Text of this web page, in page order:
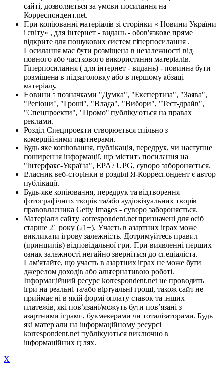
сайті, дозволяється за умови посилання на
Корреспондент.net.
При копіюванні матеріалів зі сторінки « Новини України
і світу» , для інтернет - видань - обов'язкове пряме
відкрите для пошукових систем гіперпосилання .
Посилання має бути розміщена в незалежності від
повного або часткового використання матеріалів.
Гіперпосилання ( для інтернет - видань) - повинна бути
розміщена в підзаголовку або в першому абзаці
матеріалу.
Новини з позначками "Думка", "Експертиза", "Заява",
"Регіони", "Гроші", "Влада", "Вибори", "Тест-драйв",
"Спецпроекти", "Промо" публікуються на правах
реклами.
Розділ Спецпроекти створюється спільно з
комерційними партнерами.
Будь яке копіювання, публікація, передрук, чи наступне
поширення інформації, що містить посилання на
"Інтерфакс-Україна", EPA / UPG, суворо забороняється.
Власник веб-сторінки в розділі Я-Корреспондент є автор
публікації.
Будь-яке копіювання, передрук та відтворення
фотографічних творів та/або аудіовізуальних творів
правовласника Getty Images - суворо забороняється.
Матеріали сайту korrespondent.net призначені для осіб
старше 21 року (21+). Участь в азартних іграх може
викликати ігрову залежність. Дотримуйтесь правил
(принципів) відповідальної гри. При виявленні перших
ознак залежності негайно зверніться до спеціаліста.
Пам'ятайте, що участь в азартних іграх не може бути
джерелом доходів або альтернативою роботі.
Інформаційний ресурс korrespondent.net не проводить
ігри на реальні та/або віртуальні гроші, також сайт не
приймає ні в якій формі оплату ставок та інших
платежів, які пов’язані/можуть бути пов’язані з
азартними іграми, букмекерами чи тоталізаторами. Будь-
які матеріали на інформаційному ресурсі
korrespondent.net публікуються виключно в
інформаційних цілях.
X